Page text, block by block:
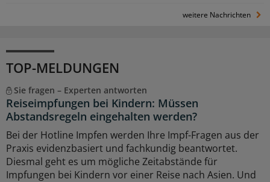
weitere Nachrichten
TOP-MELDUNGEN
Sie fragen – Experten antworten
Reiseimpfungen bei Kindern: Müssen
Abstandsregeln eingehalten werden?
Bei der Hotline Impfen werden Ihre Impf-Fragen aus der
Praxis evidenzbasiert und fachkundig beantwortet.
Diesmal geht es um mögliche Zeitabstände für
Impfungen bei Kindern vor einer Reise nach Asien. Und